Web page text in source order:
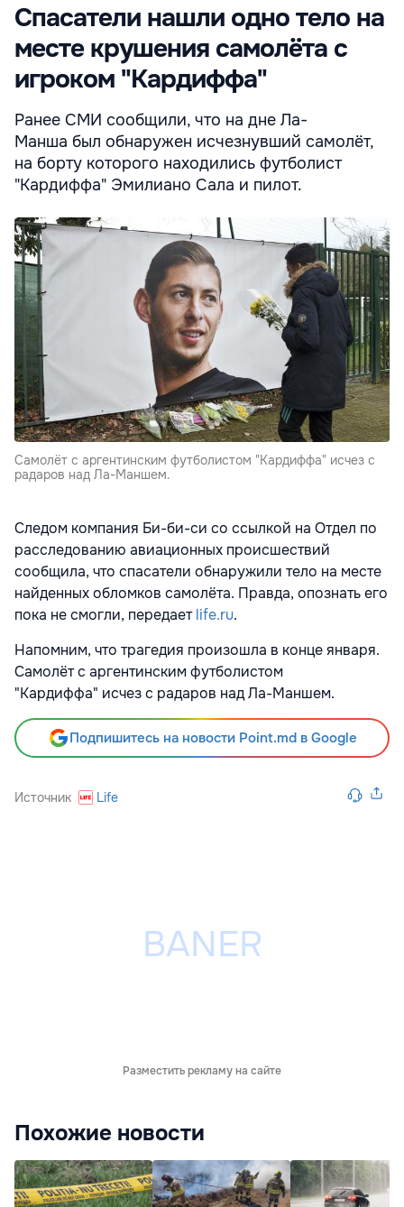
Спасатели нашли одно тело на
месте крушения самолёта с
игроком "Кардиффа"
Ранее СМИ сообщили, что на дне Ла-
Манша был обнаружен исчезнувший самолёт,
на борту которого находились футболист
"Кардиффа" Эмилиано Сала и пилот.
Самолёт с аргентинским футболистом "Кардиффа" исчез с
радаров над Ла-Маншем.
Следом компания Би-би-си со ссылкой на Отдел по
расследованию авиационных происшествий
сообщила, что спасатели обнаружили тело на месте
найденных обломков самолёта. Правда, опознать его
пока не смогли, передаетlife.ru.
Напомним, что трагедия произошла в конце января.
Самолёт с аргентинским футболистом
"Кардиффа" исчез с радаров над Ла-Маншем.
Подпишитесь на новости Point.md в Google
Источник Life
Разместить рекламу на сайте
Похожие новости